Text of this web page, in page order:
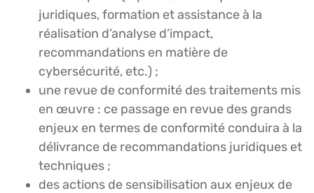
juridiques, formation et assistance à la
réalisation d’analyse d’impact,
recommandations en matière de
cybersécurité, etc.) ;
une revue de conformité des traitements mis
en œuvre : ce passage en revue des grands
enjeux en termes de conformité conduira à la
délivrance de recommandations juridiques et
techniques ;
des actions de sensibilisation aux enjeux de